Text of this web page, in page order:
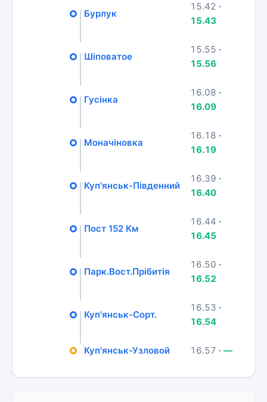
Бурлук
15.42 ·
15.43
Шіповатое
15.55 ·
15.56
Гусінка
16.08 ·
16.09
Моначіновка
16.18 ·
16.19
Куп'янськ-Південний
16.39 ·
16.40
Пост 152 Км
16.44 ·
16.45
Парк.Вост.Прібитія
16.50 ·
16.52
Куп'янськ-Сорт.
16.53 ·
16.54
Куп'янськ-Узловой 16.57 · —